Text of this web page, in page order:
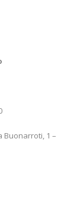
Buonarroti, 1 –